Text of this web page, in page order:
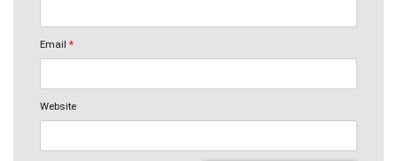
Email *
Website